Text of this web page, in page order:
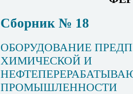
Сборник № 18
ОБОРУДОВАНИЕ
ХИМИЧЕСКОЙ И
ПРОМЫШЛЕННОСТИ